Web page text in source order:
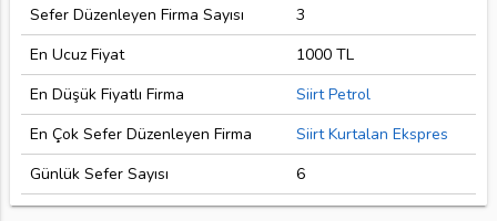
Sefer Düzenleyen Firma Sayısı
3
En Ucuz Fiyat
1000 TL
En Düşük Fiyatlı Firma
Siirt Petrol
En Çok Sefer Düzenleyen Firma
Siirt Kurtalan Ekspres
Günlük Sefer Sayısı
6